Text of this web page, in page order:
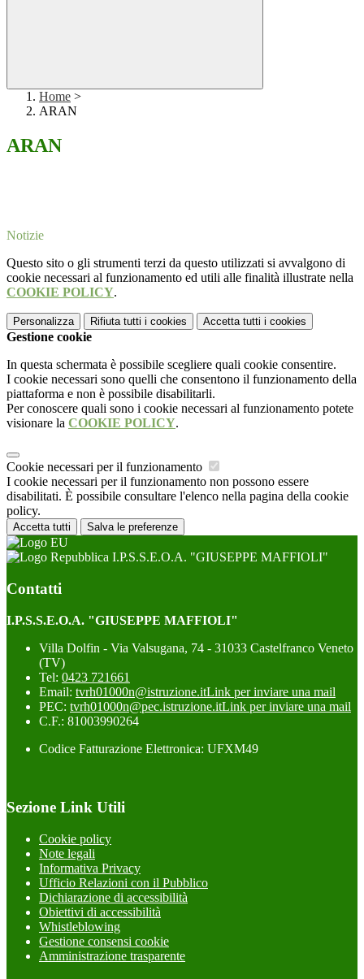
Home >
ARAN
ARAN
Notizie
Questo sito o gli strumenti terzi da questo utilizzati si avvalgono di
cookie necessari al funzionamento ed utili alle finalità illustrate nella
COOKIE POLICY.
Personalizza Rifiuta tutti i cookies Accetta tutti i cookies
Gestione cookie
In questa schermata è possibile scegliere quali cookie consentire.
I cookie necessari sono quelli che consentono il funzionamento della
piattaforma e non è possibile disabilitarli.
Per conoscere quali sono i cookie necessari al funzionamento potete
visionare la COOKIE POLICY.
Cookie necessari per il funzionamento
I cookie necessari per il funzionamento non possono essere
disabilitati. È possibile consultare l'elenco nella pagina della cookie
policy.
Accetta tutti Salva le preferenze
I.P.S.S.E.O.A. "GIUSEPPE MAFFIOLI"
Contatti
I.P.S.S.E.O.A. "GIUSEPPE MAFFIOLI"
Villa Dolfin - Via Valsugana, 74 - 31033 Castelfranco Veneto
(TV)
Tel: 0423 721661
Email: tvrh01000n@istruzione.itLink per inviare una mail
PEC: tvrh01000n@pec.istruzione.itLink per inviare una mail
C.F.: 81003990264
Codice Fatturazione Elettronica: UFXM49
Sezione Link Utili
Cookie policy
Note legali
Informativa Privacy
Ufficio Relazioni con il Pubblico
Dichiarazione di accessibilità
Obiettivi di accessibilità
Whistleblowing
Gestione consensi cookie
Amministrazione trasparente